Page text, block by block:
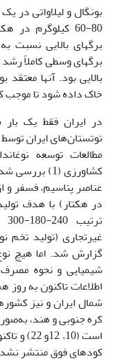
بونگال و لیلاواتی در
80-60 کیلوگرم
برگهای وسطی کاملاً
بالایی بود. آنها
خاک داده شود تا
در ایران فقط یک
توتستان‌های ایران
مطالعات توسعه
غیرتجاری (تولید تخم
گزارش شد. اما هیچ
شیمیایی و نحوه
اطلاعات تاکنون به
شمال ایران و نیز
کره جنوبی و هند،
است
کودهای فوق منتشر